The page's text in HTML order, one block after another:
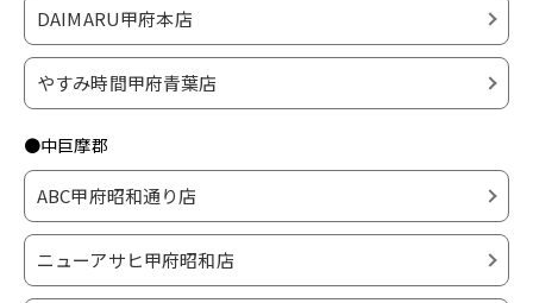
DAIMARU甲府本店
やすみ時間甲府青葉店
●中巨摩郡
ABC甲府昭和通り店
ニューアサヒ甲府昭和店